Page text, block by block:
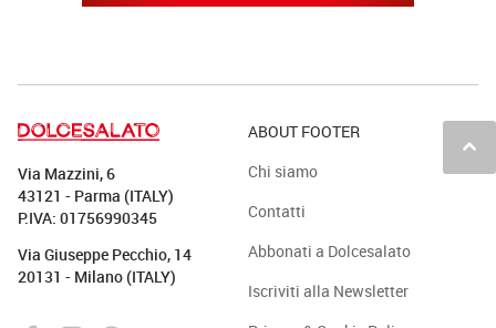
keyboard_arrow_up
Via Mazzini, 6
43121 - Parma (ITALY)
P.IVA: 01756990345
Via Giuseppe Pecchio, 14
20131 - Milano (ITALY)
ABOUT FOOTER
Chi siamo
Contatti
Abbonati a Dolcesalato
Iscriviti alla Newsletter